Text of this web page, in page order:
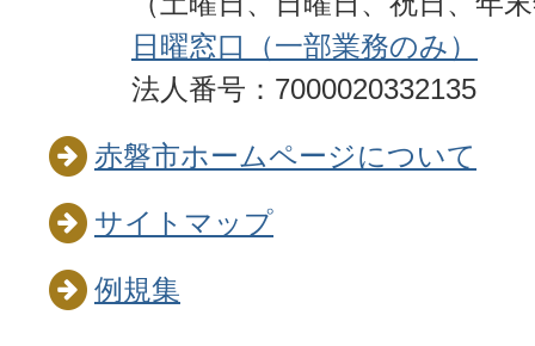
日曜窓口（一部業務のみ）
法人番号：7000020332135
赤磐市ホームページについて
サイトマップ
例規集